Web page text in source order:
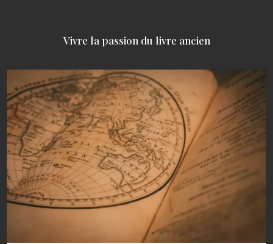
Vivre la passion du livre ancien